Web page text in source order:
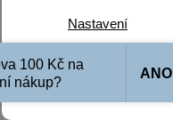
Nastavení
100 Kč na
nákup?
ANO